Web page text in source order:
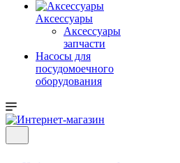
Аксессуары
Аксессуары
запчасти
Насосы для
посудомоечного
оборудования